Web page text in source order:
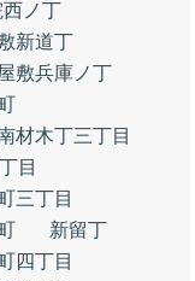
ノ丁
新道丁
敷兵庫ノ丁
材木丁三丁目
目
三丁目
新留丁
四丁目